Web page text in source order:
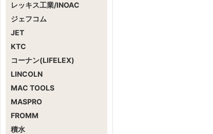
レッキス工業/INOAC
ジェフコム
JET
KTC
コーナン(LIFELEX)
LINCOLN
MAC TOOLS
MASPRO
FROMM
積水